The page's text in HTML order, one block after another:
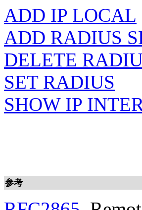
ADD IP LOCAL
ADD RADIUS
DELETE
SET RADIUS
SHOW IP
参考